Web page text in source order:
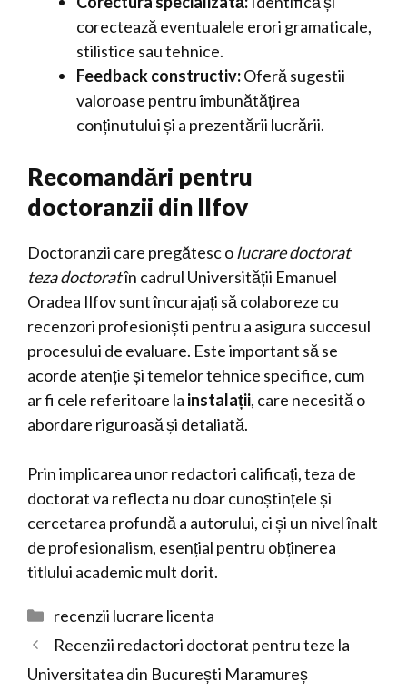
corectează eventualele erori gramaticale,
stilistice sau tehnice.
Feedback constructiv:Oferă sugestii
valoroase pentru îmbunătățirea
conținutului și a prezentării lucrării.
Recomandări pentru
doctoranzii din Ilfov
Doctoranzii care pregătesc olucrare doctorat
teza doctoratîn cadrul Universității Emanuel
Oradea Ilfov sunt încurajați să colaboreze cu
recenzori profesioniști pentru a asigura succesul
procesului de evaluare. Este important să se
acorde atenție și temelor tehnice specifice, cum
ar fi cele referitoare la instalații, care necesită o
abordare riguroasă și detaliată.
Prin implicarea unor redactori calificați, teza de
doctorat va reflecta nu doar cunoștințele și
cercetarea profundă a autorului, ci și un nivel înalt
de profesionalism, esențial pentru obținerea
titlului academic mult dorit.
Categorii
recenzii lucrare licenta
Recenzii redactori doctorat pentru teze la
Universitatea din București Maramureș